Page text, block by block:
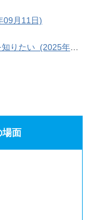
09月11日)
(2025年09月11日)
場面